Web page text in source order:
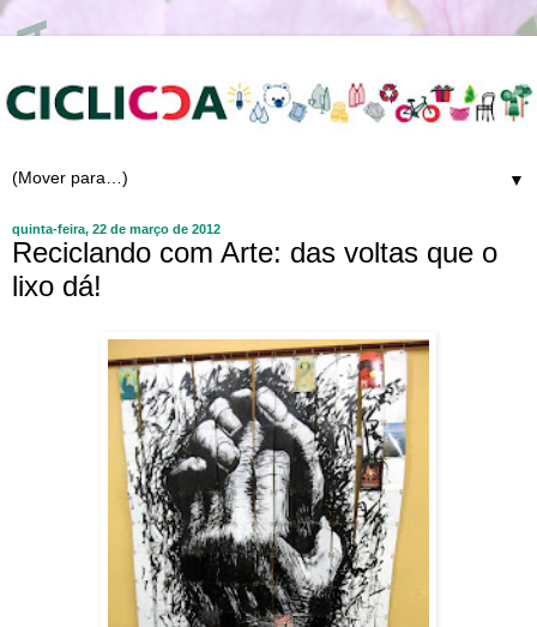
▼
quinta-feira, 22 de março de 2012
Reciclando com Arte: das voltas que o
lixo dá!